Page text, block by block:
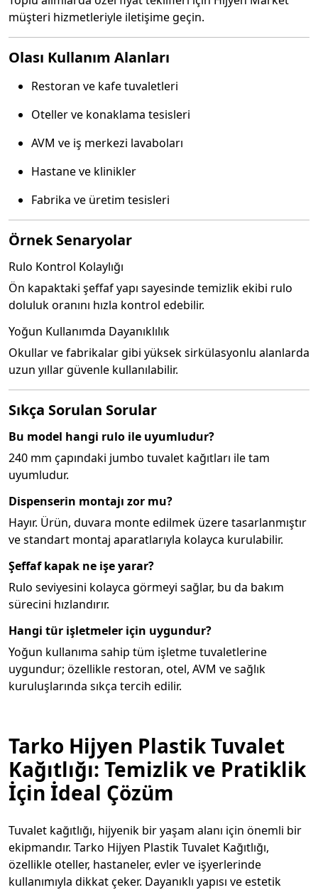
müşteri hizmetleriyle iletişime geçin.
Olası Kullanım Alanları
Restoran ve kafe tuvaletleri
Oteller ve konaklama tesisleri
AVM ve iş merkezi lavaboları
Hastane ve klinikler
Fabrika ve üretim tesisleri
Örnek Senaryolar
Rulo Kontrol Kolaylığı
Ön kapaktaki şeffaf yapı sayesinde temizlik ekibi rulo
doluluk oranını hızla kontrol edebilir.
Yoğun Kullanımda Dayanıklılık
Okullar ve fabrikalar gibi yüksek sirkülasyonlu alanlarda
uzun yıllar güvenle kullanılabilir.
Sıkça Sorulan Sorular
Bu model hangi rulo ile uyumludur?
240 mm çapındaki jumbo tuvalet kağıtları ile tam
uyumludur.
Dispenserin montajı zor mu?
Hayır. Ürün, duvara monte edilmek üzere tasarlanmıştır
ve standart montaj aparatlarıyla kolayca kurulabilir.
Şeffaf kapak ne işe yarar?
Rulo seviyesini kolayca görmeyi sağlar, bu da bakım
sürecini hızlandırır.
Hangi tür işletmeler için uygundur?
Yoğun kullanıma sahip tüm işletme tuvaletlerine
uygundur; özellikle restoran, otel, AVM ve sağlık
kuruluşlarında sıkça tercih edilir.
Tarko Hijyen Plastik Tuvalet
Kağıtlığı: Temizlik ve Pratiklik
İçin İdeal Çözüm
Tuvalet kağıtlığı, hijyenik bir yaşam alanı için önemli bir
ekipmandır. Tarko Hijyen Plastik Tuvalet Kağıtlığı,
özellikle oteller, hastaneler, evler ve işyerlerinde
kullanımıyla dikkat çeker. Dayanıklı yapısı ve estetik